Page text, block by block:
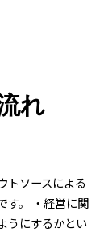
れ
トソースによる
す。 ・経営に関
うにするかとい